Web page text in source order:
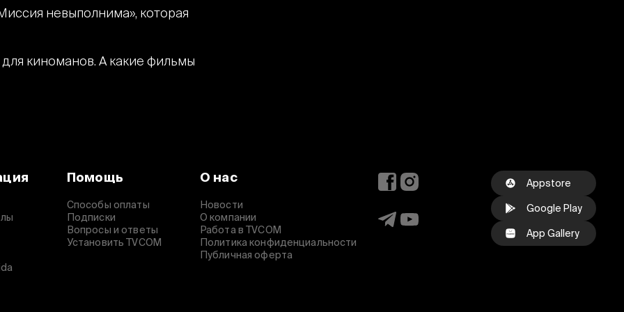
невыполнима», которая
киноманов. А какие фильмы
Помощь
Способы оплаты
Подписки
Вопросы и ответы
Установить TVCOM
О нас
Новости
О компании
Работа в TVCOM
Политика конфиденциальности
Публичная оферта
Appstore
Google Play
App Gallery